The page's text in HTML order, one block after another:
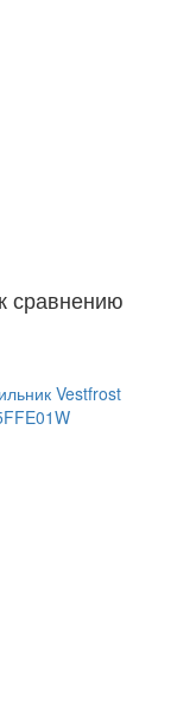
сравнению
Vestfrost